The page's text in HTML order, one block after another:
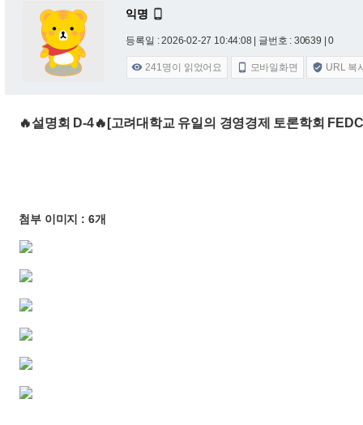
익명 
등록일 : 2026-02-27 10:44:08 | 글번호 : 30639 | 0
 241명이 읽었어요  모바일화면  URL 복
🔥설명회 D-4🔥[고려대학교 유일의 경영경제 토론학회
첨부 이미지 : 6개